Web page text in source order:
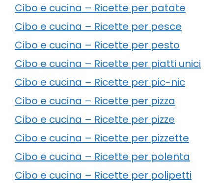
Cibo e cucina – Ricette per patate
Cibo e cucina – Ricette per pesce
Cibo e cucina – Ricette per pesto
Cibo e cucina – Ricette per piatti unici
Cibo e cucina – Ricette per pic-nic
Cibo e cucina – Ricette per pizza
Cibo e cucina – Ricette per pizze
Cibo e cucina – Ricette per pizzette
Cibo e cucina – Ricette per polenta
Cibo e cucina – Ricette per polipetti